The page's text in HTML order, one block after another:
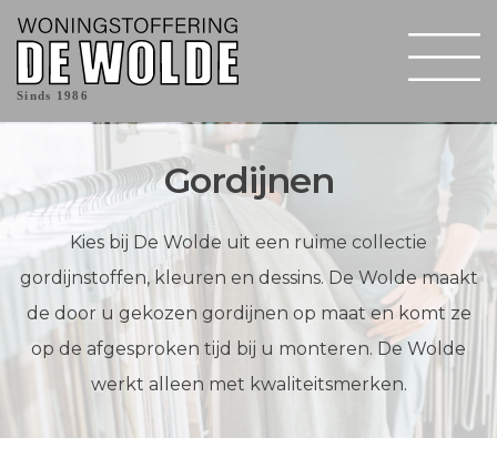
Sinds 1986
Gordijnen
Kies bij De Wolde uit een ruime collectie
gordijnstoffen, kleuren en dessins. De Wolde maakt
de door u gekozen gordijnen op maat en komt ze
op de afgesproken tijd bij u monteren. De Wolde
werkt alleen met kwaliteitsmerken.